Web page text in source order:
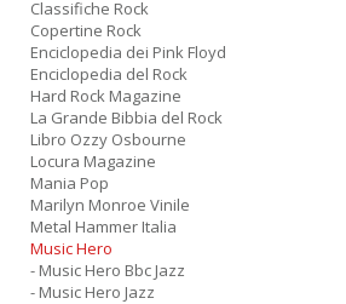
Classifiche Rock
Copertine Rock
Enciclopedia dei Pink Floyd
Enciclopedia del Rock
Hard Rock Magazine
La Grande Bibbia del Rock
Libro Ozzy Osbourne
Locura Magazine
Mania Pop
Marilyn Monroe Vinile
Metal Hammer Italia
Music Hero
- Music Hero Bbc Jazz
- Music Hero Jazz